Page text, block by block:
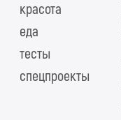
красота
еда
тесты
спецпроекты